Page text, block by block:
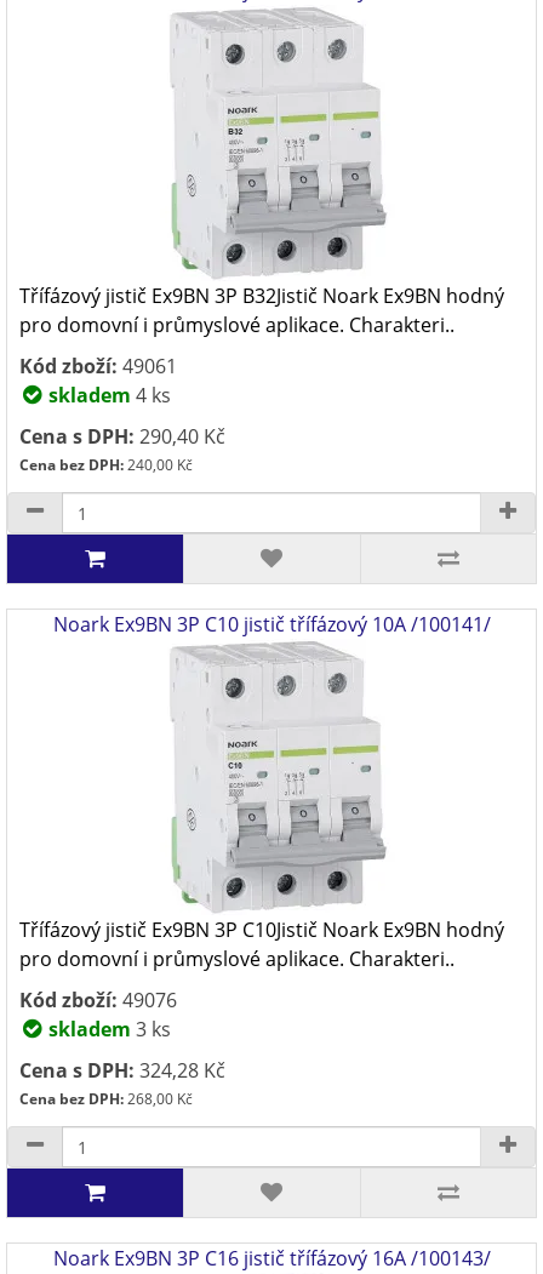
Třífázový jistič Ex9BN 3P B32Jistič Noark Ex9BN hodný
pro domovní i průmyslové aplikace. Charakteri..
Kód zboží: 49061
skladem 4 ks
Cena s DPH: 290,40 Kč
Cena bez DPH:240,00 Kč
Noark Ex9BN 3P C10 jistič třífázový 10A /100141/
Třífázový jistič Ex9BN 3P C10Jistič Noark Ex9BN hodný
pro domovní i průmyslové aplikace. Charakteri..
Kód zboží: 49076
skladem 3 ks
Cena s DPH: 324,28 Kč
Cena bez DPH:268,00 Kč
Noark Ex9BN 3P C16 jistič třífázový 16A /100143/